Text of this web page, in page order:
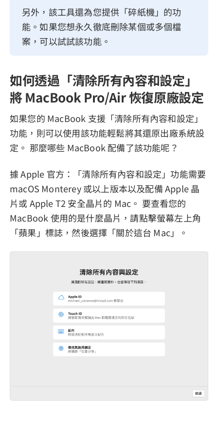
另外，該工具還為您提供「碎紙機」的功
能。如果您想永久徹底刪除某個或多個檔
案，可以試試該功能。
如何透過「清除所有內容和設定」
將 MacBook Pro/Air 恢復原廠設定
如果您的 MacBook 支援「清除所有內容和設定」
功能，則可以使用該功能輕鬆將其還原出廠系統設
定。 那麼哪些 MacBook 配備了該功能呢？
據 Apple 官方：「清除所有內容和設定」功能需要
macOS Monterey 或以上版本以及配備 Apple 晶
片或 Apple T2 安全晶片的 Mac。 要查看您的
MacBook 使用的是什麼晶片，請點擊螢幕左上角
「蘋果」標誌，然後選擇「關於這台 Mac」。